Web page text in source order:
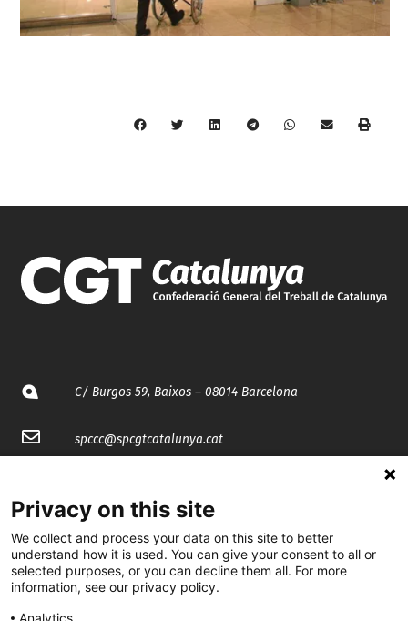
C/ Burgos 59, Baixos – 08014 Barcelona
spccc@spcgtcatalunya.cat
@CGTCatalunya
cgtcatalunya
Privacy on this site
We collect and process your data on this site to better
understand how it is used. You can give your consent to all or
selected purposes, or you can decline them all. For more
information, see our privacy policy.
Analytics